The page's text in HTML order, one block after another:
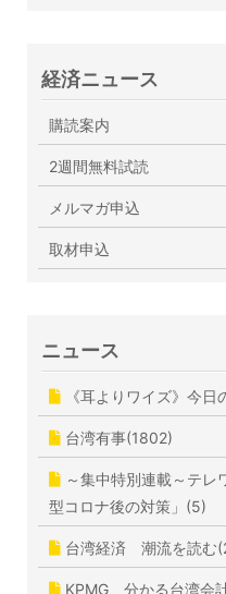
経済ニュース
購読案内
2週間無料試読
メルマガ申込
取材申込
ニュース
《耳よりワイズ》今
台湾有事(1802)
～集中特別連載～テレ
型コロナ後の対策」(5)
台湾経済 潮流を読む
KPMG 分かる台湾会